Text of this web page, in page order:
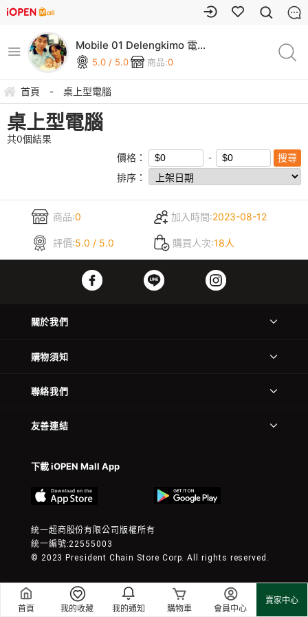
首頁 我的收藏 我的通知 購物車 會員中心
賣家中心
Mobile 01 Delengkimo 電腦
銷售中心
5.0 / 5.0 商品:0
首頁 - 桌上型電腦
桌上型電腦
共0個結果
價格：
排序：
商品:0 加入時間:2023-08-12
評價:5.0 / 5.0 購買人次:18人
關於我們
購物須知
聯絡我們
友善連結
下載 iOPEN Mall App
統一超商股份有限公司版權所有
統一編號:22555003
© 2023 President Chain Store Corp. All rights reserved.